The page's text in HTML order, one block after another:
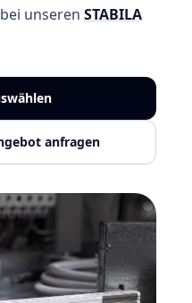
unseren STABILA
anfragen